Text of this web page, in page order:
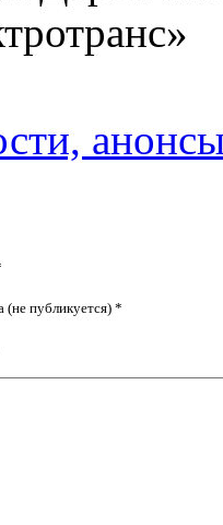
(не публикуется) *